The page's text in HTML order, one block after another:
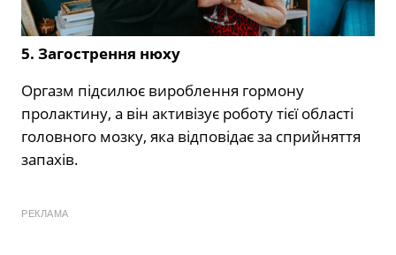
5. Загострення нюху
Оргазм підсилює вироблення гормону
пролактину, а він активізує роботу тієї області
головного мозку, яка відповідає за сприйняття
запахів.
РЕКЛАМА